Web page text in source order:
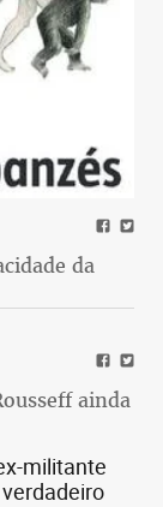
da
ainda
militante